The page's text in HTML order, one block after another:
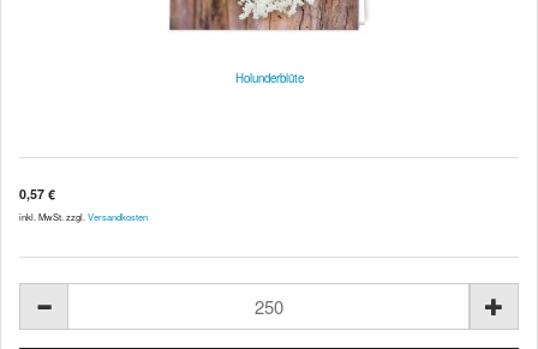
Holunderblüte
0,57 €
inkl. MwSt. zzgl. Versandkosten